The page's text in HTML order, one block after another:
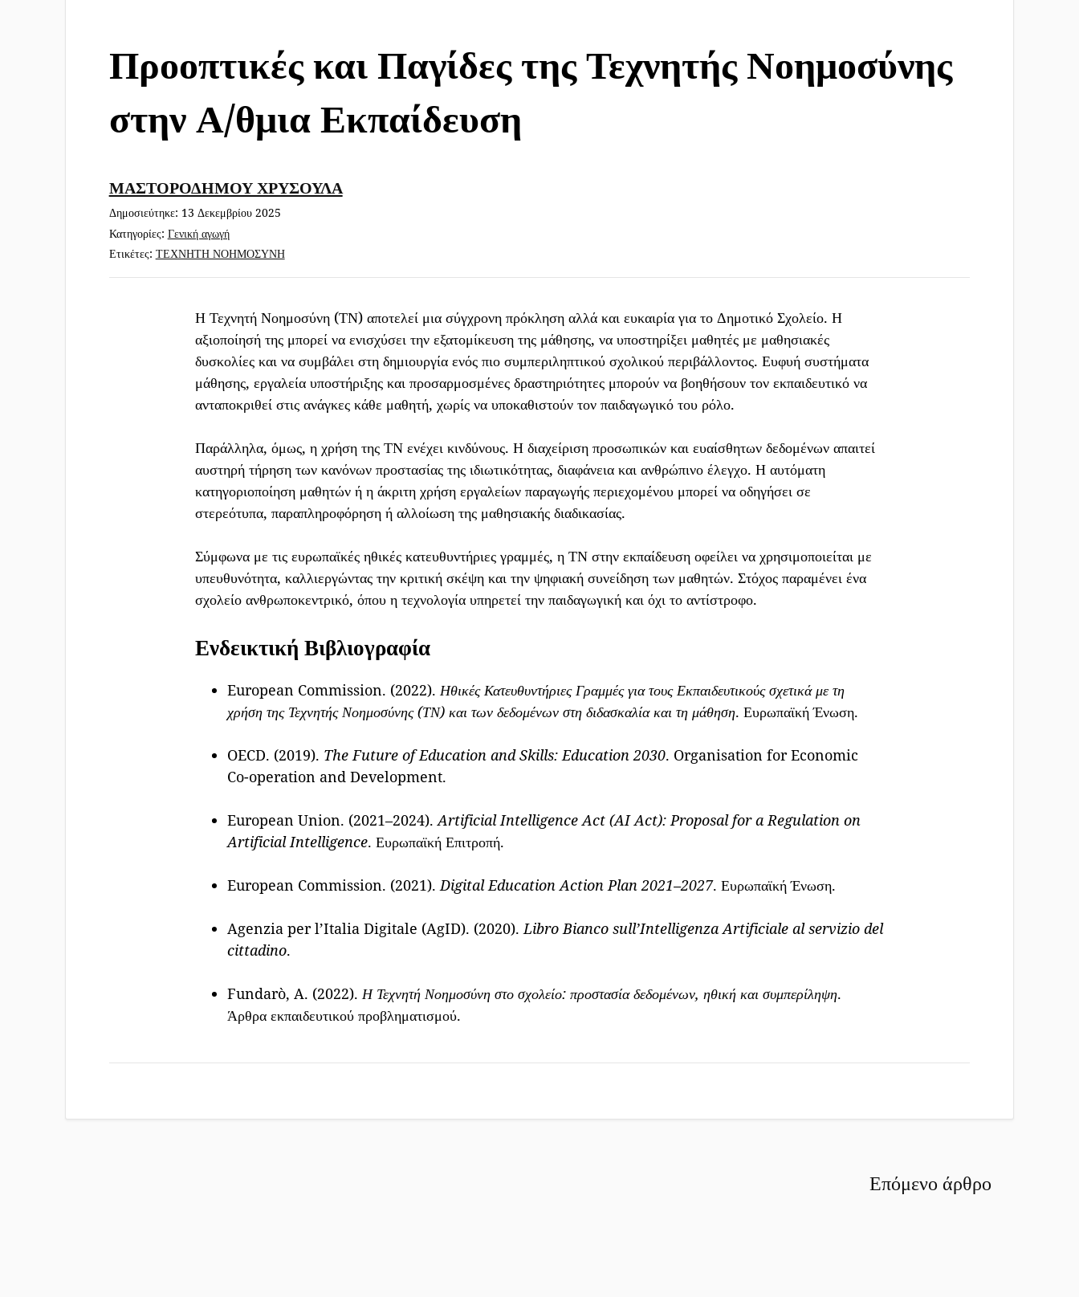
Προοπτικές και Παγίδες της Τεχνητής Νοημοσύνης
στην Α/θμια Εκπαίδευση
ΜΑΣΤΟΡΟΔΗΜΟΥ ΧΡΥΣΟΥΛΑ
Δημοσιεύτηκε: 13 Δεκεμβρίου 2025
Κατηγορίες: Γενική αγωγή
Ετικέτες: ΤΕΧΝΗΤΗ ΝΟΗΜΟΣΥΝΗ
Η Τεχνητή Νοημοσύνη (ΤΝ) αποτελεί μια σύγχρονη πρόκληση αλλά και ευκαιρία για το Δημοτικό Σχολείο. Η
αξιοποίησή της μπορεί να ενισχύσει την εξατομίκευση της μάθησης, να υποστηρίξει μαθητές με μαθησιακές
δυσκολίες και να συμβάλει στη δημιουργία ενός πιο συμπεριληπτικού σχολικού περιβάλλοντος. Ευφυή συστήματα
μάθησης, εργαλεία υποστήριξης και προσαρμοσμένες δραστηριότητες μπορούν να βοηθήσουν τον εκπαιδευτικό να
ανταποκριθεί στις ανάγκες κάθε μαθητή, χωρίς να υποκαθιστούν τον παιδαγωγικό του ρόλο.
Παράλληλα, όμως, η χρήση της ΤΝ ενέχει κινδύνους. Η διαχείριση προσωπικών και ευαίσθητων δεδομένων απαιτεί
αυστηρή τήρηση των κανόνων προστασίας της ιδιωτικότητας, διαφάνεια και ανθρώπινο έλεγχο. Η αυτόματη
κατηγοριοποίηση μαθητών ή η άκριτη χρήση εργαλείων παραγωγής περιεχομένου μπορεί να οδηγήσει σε
στερεότυπα, παραπληροφόρηση ή αλλοίωση της μαθησιακής διαδικασίας.
Σύμφωνα με τις ευρωπαϊκές ηθικές κατευθυντήριες γραμμές, η ΤΝ στην εκπαίδευση οφείλει να χρησιμοποιείται με
υπευθυνότητα, καλλιεργώντας την κριτική σκέψη και την ψηφιακή συνείδηση των μαθητών. Στόχος παραμένει ένα
σχολείο ανθρωποκεντρικό, όπου η τεχνολογία υπηρετεί την παιδαγωγική και όχι το αντίστροφο.
Ενδεικτική Βιβλιογραφία
European Commission. (2022).Ηθικές Κατευθυντήριες Γραμμές για τους Εκπαιδευτικούς σχετικά με τη
χρήση της Τεχνητής Νοημοσύνης (ΤΝ) και των δεδομένων στη διδασκαλία και τη μάθηση. Ευρωπαϊκή Ένωση.
OECD. (2019). The Future of Education and Skills: Education 2030. Organisation for Economic
Co-operation and Development.
European Union. (2021–2024).Artificial Intelligence Act (AI Act): Proposal for a Regulation on
Artificial Intelligence. Ευρωπαϊκή Επιτροπή.
European Commission. (2021).Digital Education Action Plan 2021–2027. Ευρωπαϊκή Ένωση.
Agenzia per l’Italia Digitale (AgID). (2020).Libro Bianco sull’Intelligenza Artificiale al servizio del
cittadino.
Fundarò, A. (2022).Η Τεχνητή Νοημοσύνη στο σχολείο: προστασία δεδομένων, ηθική και συμπερίληψη.
Άρθρα εκπαιδευτικού προβληματισμού.
Επόμενο άρθρο